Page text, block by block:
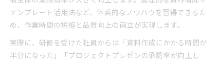
テンプレート活用法など、体系的なノウハウを習得できるた
め、作業時間の短縮と品質向上の両立が実現します。
実際に、研修を受けた社員からは「資料作成にかかる時間が
半分になった」「プロジェクトプレゼンの承認率が向上し